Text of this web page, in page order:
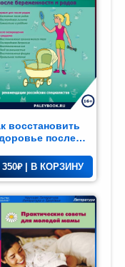
восстановить
после
350₽ | В КОРЗИНУ